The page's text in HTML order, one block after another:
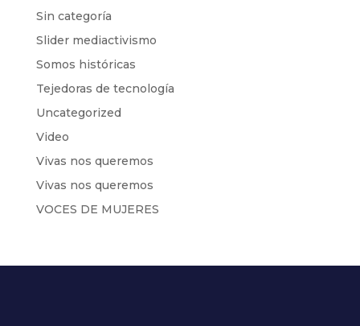
Sin categoría
Slider mediactivismo
Somos históricas
Tejedoras de tecnología
Uncategorized
Video
Vivas nos queremos
Vivas nos queremos
VOCES DE MUJERES